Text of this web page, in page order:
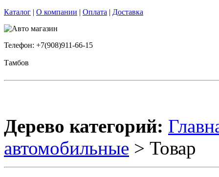
Каталог | О компании | Оплата | Доставка
Телефон: +7(908)911-66-15
Тамбов
Дерево категорий:
автомобильные > Товар